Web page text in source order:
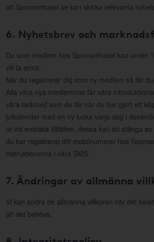
att Sponsorhuset.se kan skicka relevanta
6. Nyhetsbrev och
Du som medlem hos Sponsorhuset kan under
vill ta emot.
När du registrerar dig som ny medlem så får
Alla våra nya medlemmar får våra
våra tackmejl som du får när du har gjort ett
julkalender med en ny lucka varje dag i
ut vid enstaka tillfällen, dessa kan du stänga
du har registrerat ditt mobilnummer hos
instruktionerna i våra SMS.
7. Ändringar av allmänna
Vi kan ändra de allmänna villkoren när det
att det behövs.